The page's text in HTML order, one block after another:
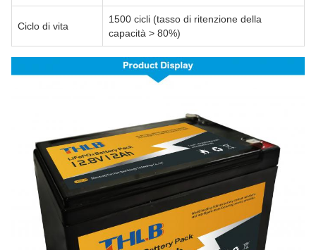
Ciclo di vita
1500 cicli (tasso di ritenzione della
capacità > 80%)